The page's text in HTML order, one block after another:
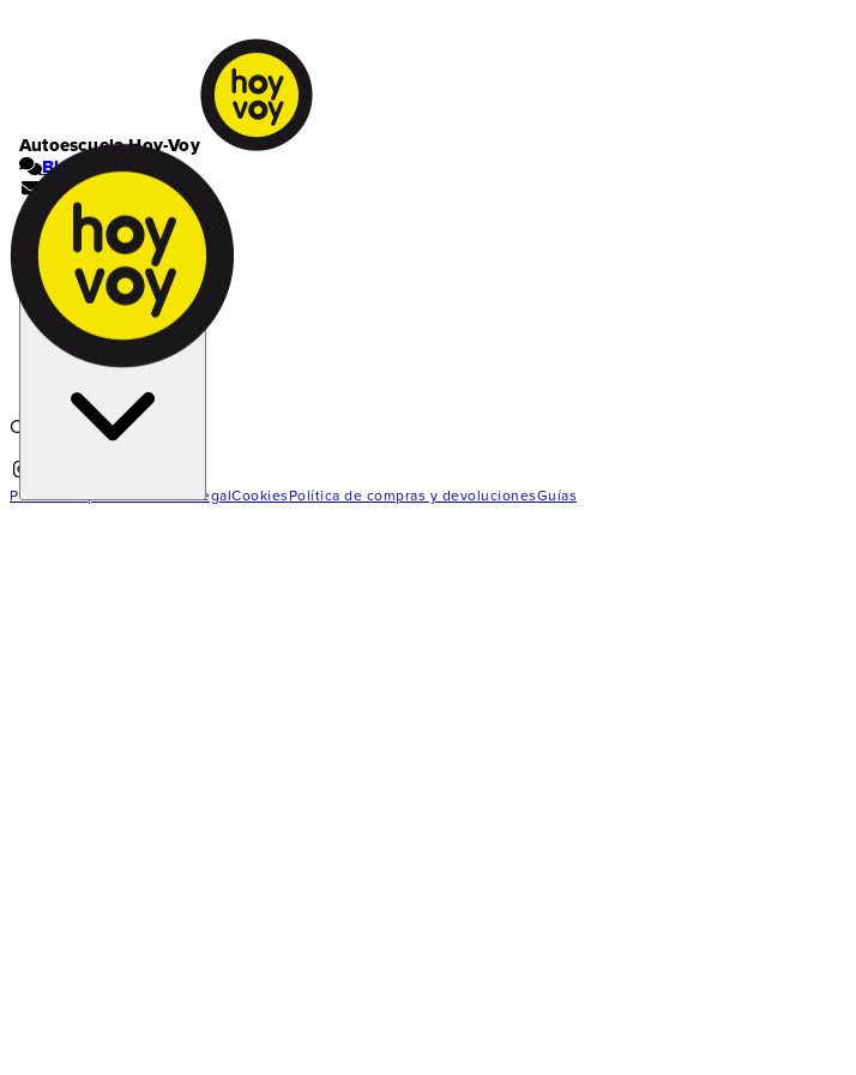
Autoescuela Hoy-Voy
Blog
Contacto
Mi cuenta
Cesta | 0
Estás en la autoescuela
Cargando...
Política de privacidadNota legalCookies Política de compras y devolucionesGuías